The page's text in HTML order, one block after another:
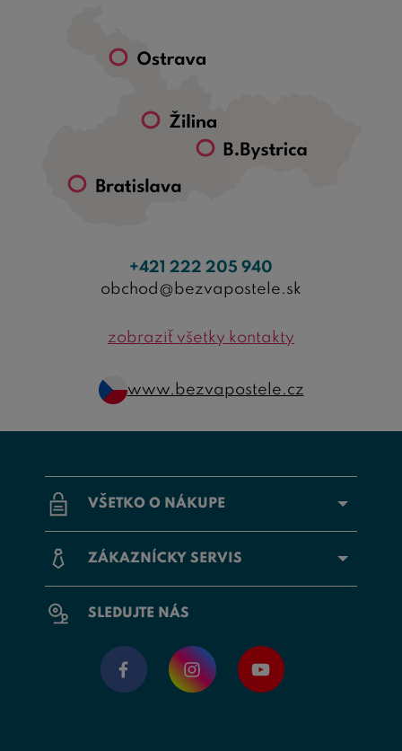
VŠETKO O NÁKUPE
ZÁKAZNÍCKY SERVIS
SLEDUJTE NÁS
+421 222 205 940
obchod@bezvapostele.sk
zobraziť všetky kontakty
www.bezvapostele.cz